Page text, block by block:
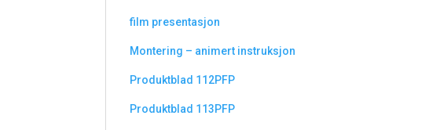
film presentasjon
Montering – animert instruksjon
Produktblad 112PFP
Produktblad 113PFP